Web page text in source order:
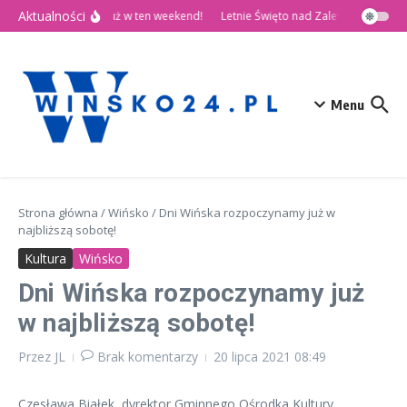
Przejdź do treści
Aktualności
🎉 Dni Wińska 2026 już w ten weekend! Letnie Święto nad Zalewem Słup
Menu
Strona główna /Wińsko / Dni Wińska rozpoczynamy już w
najbliższą sobotę!
Kultura Wińsko
Dni Wińska rozpoczynamy już
w najbliższą sobotę!
Przez JL Brak komentarzy 20 lipca 2021 08:49